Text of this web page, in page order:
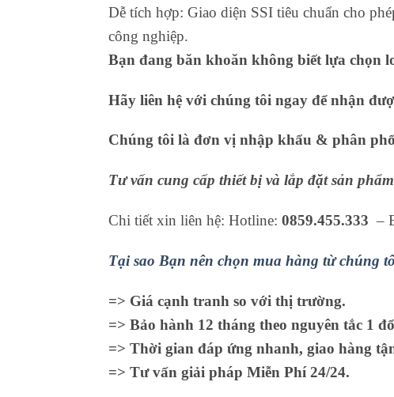
Dễ tích hợp: Giao diện SSI tiêu chuẩn cho
công nghiệp.
Bạn đang băn khoăn không biết lựa chọn
Hãy liên hệ với chúng tôi ngay để nhận
Chúng tôi là đơn vị nhập khẩu & phân
Tư vấn cung cấp thiết bị và lắp đặt sản phẩm
Chi tiết xin liên hệ: Hotline: 0859.455.333 –
Tại sao Bạn nên chọn mua hàng từ chúng
=> Giá cạnh tranh so với thị trường.
=> Bảo hành 12 tháng theo nguyên tắc 1
=> Thời gian đáp ứng nhanh, giao hàng
=> Tư vấn giải pháp Miễn Phí 24/24.